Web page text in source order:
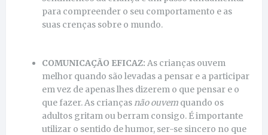
para compreender o seu comportamento e as
suas crenças sobre o mundo.
COMUNICAÇÃO EFICAZ: As crianças ouvem
melhor quando são levadas a pensar e a participar
em vez de apenas lhes dizerem o que pensar e o
que fazer. As crianças não ouvem quando os
adultos gritam ou berram consigo. É importante
utilizar o sentido de humor, ser-se sincero no que